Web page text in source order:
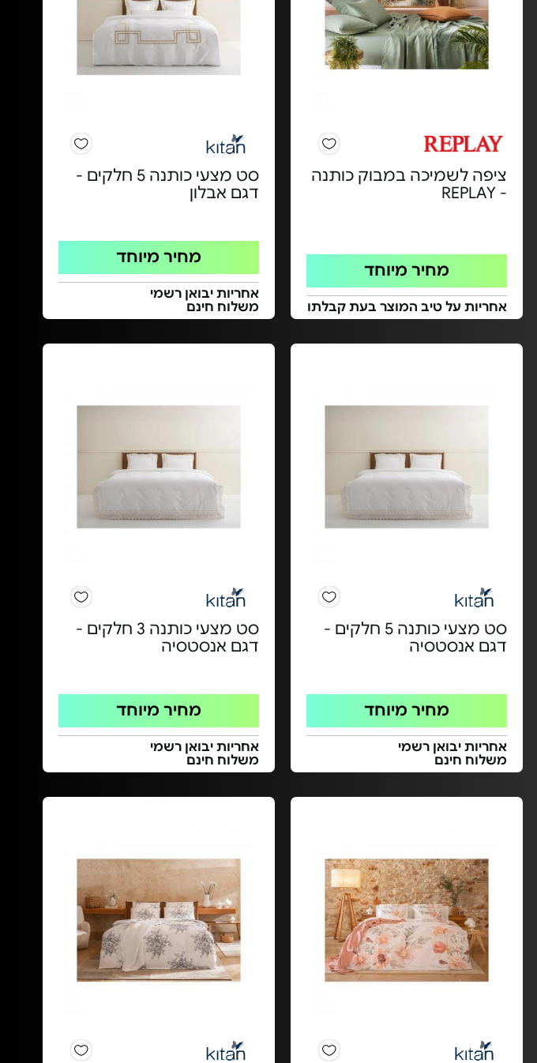
ציפה לשמיכה במבוק כותנה
- REPLAY
מחיר מיוחד
אחריות על טיב המוצר בעת קבלתו
סט מצעי כותנה 5 חלקים -
דגם אבלון
מחיר מיוחד
אחריות יבואן רשמי
משלוח חינם
סט מצעי כותנה 5 חלקים -
דגם אנסטסיה
מחיר מיוחד
אחריות יבואן רשמי
משלוח חינם
סט מצעי כותנה 3 חלקים -
דגם אנסטסיה
מחיר מיוחד
אחריות יבואן רשמי
משלוח חינם